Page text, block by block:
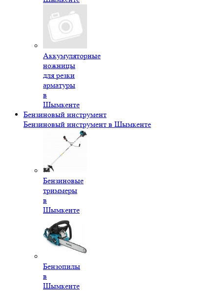
Аккумуляторные
ножницы
для резки
арматуры
в
Шымкенте
Бензиновый инструмент
Бензиновый инструмент в Шымкенте
Бензиновые
триммеры
в
Шымкенте
Бензопилы
в
Шымкенте